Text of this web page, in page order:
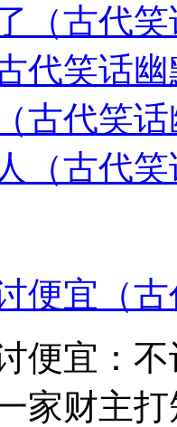
（古代
代笑话
古代笑
（古代
便宜（
便宜：
家财主